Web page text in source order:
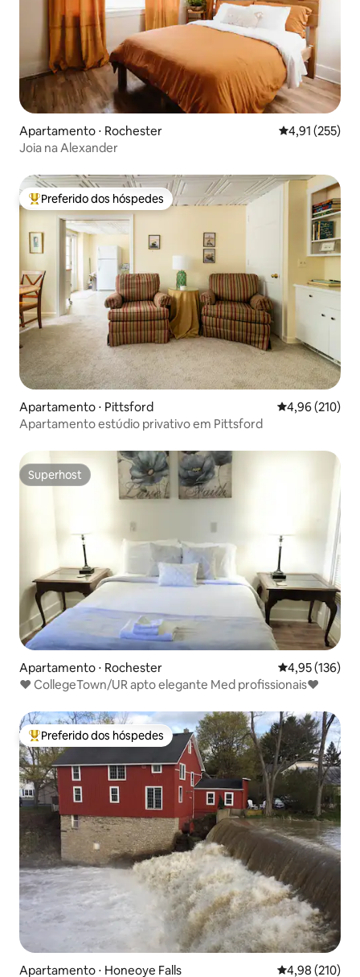
Apartamento ⋅ Rochester 4,91 de uma
4,91 (255)
Joia na Alexander
Entre os melhores preferidos dos hóspedes
Preferido dos hóspedes
Apartamento ⋅ Pittsford 4,96 de uma
4,96 (210)
Apartamento estúdio privativo em Pittsford
Superhost
Superhost
Apartamento ⋅ Rochester 4,95 de uma
4,95 (136)
❤️ CollegeTown/UR apto elegante Med profissionais❤️
Entre os melhores preferidos dos hóspedes
Preferido dos hóspedes
Apartamento ⋅ Honeoye Falls 4,98 de uma
4,98 (210)